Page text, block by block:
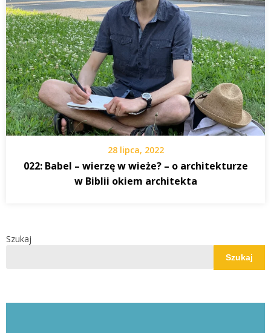
28 lipca, 2022
022: Babel – wierzę w wieże? – o architekturze
w Biblii okiem architekta
Szukaj
Szukaj